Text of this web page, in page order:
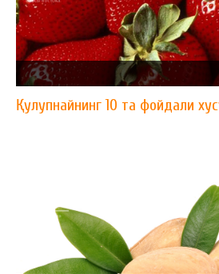
Қулупнайнинг 10 та фойдали